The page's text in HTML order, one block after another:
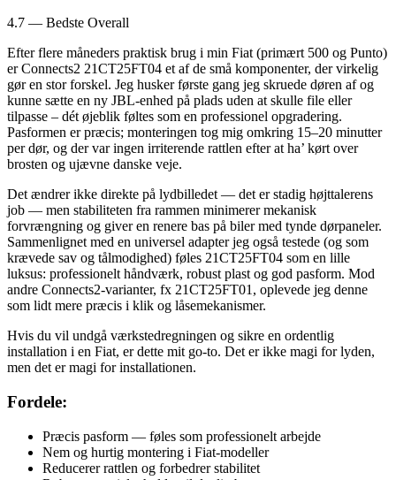
4.7 — Bedste Overall
Efter flere måneders praktisk brug i min Fiat (primært 500 og Punto)
er Connects2 21CT25FT04 et af de små komponenter, der virkelig
gør en stor forskel. Jeg husker første gang jeg skruede døren af og
kunne sætte en ny JBL-enhed på plads uden at skulle file eller
tilpasse – dét øjeblik føltes som en professionel opgradering.
Pasformen er præcis; monteringen tog mig omkring 15–20 minutter
per dør, og der var ingen irriterende rattlen efter at ha’ kørt over
brosten og ujævne danske veje.
Det ændrer ikke direkte på lydbilledet — det er stadig højttalerens
job — men stabiliteten fra rammen minimerer mekanisk
forvrængning og giver en renere bas på biler med tynde dørpaneler.
Sammenlignet med en universel adapter jeg også testede (og som
krævede sav og tålmodighed) føles 21CT25FT04 som en lille
luksus: professionelt håndværk, robust plast og god pasform. Mod
andre Connects2-varianter, fx 21CT25FT01, oplevede jeg denne
som lidt mere præcis i klik og låsemekanismer.
Hvis du vil undgå værkstedregningen og sikre en ordentlig
installation i en Fiat, er dette mit go-to. Det er ikke magi for lyden,
men det er magi for installationen.
Fordele:
Præcis pasform — føles som professionelt arbejde
Nem og hurtig montering i Fiat-modeller
Reducerer rattlen og forbedrer stabilitet